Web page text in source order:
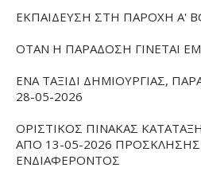
ΕΚΠΑΙΔΕΥΣΗ ΣΤΗ ΠΑΡΟΧΗ Α'
ΟΤΑΝ Η ΠΑΡΑΔΟΣΗ ΓΙΝΕΤΑΙ
ΕΝΑ ΤΑΞΙΔΙ ΔΗΜΙΟΥΡΓΙΑΣ,
28-05-2026
ΟΡΙΣΤΙΚΟΣ ΠΙΝΑΚΑΣ
ΑΠΟ 13-05-2026
ΕΝΔΙΑΦΕΡΟΝΤΟΣ